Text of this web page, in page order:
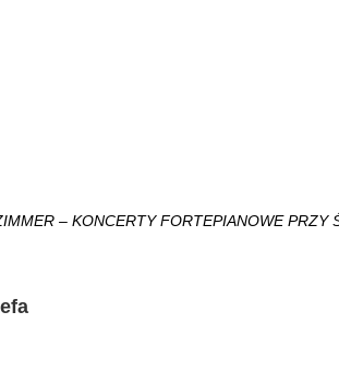
– KONCERTY FORTEPIANOWE PRZY